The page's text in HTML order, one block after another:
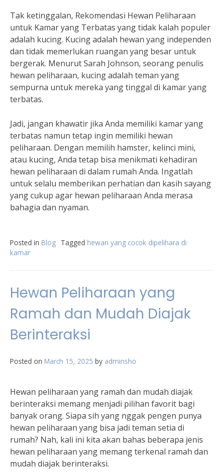
Tak ketinggalan, Rekomendasi Hewan Peliharaan
untuk Kamar yang Terbatas yang tidak kalah populer
adalah kucing. Kucing adalah hewan yang independen
dan tidak memerlukan ruangan yang besar untuk
bergerak. Menurut Sarah Johnson, seorang penulis
hewan peliharaan, kucing adalah teman yang
sempurna untuk mereka yang tinggal di kamar yang
terbatas.
Jadi, jangan khawatir jika Anda memiliki kamar yang
terbatas namun tetap ingin memiliki hewan
peliharaan. Dengan memilih hamster, kelinci mini,
atau kucing, Anda tetap bisa menikmati kehadiran
hewan peliharaan di dalam rumah Anda. Ingatlah
untuk selalu memberikan perhatian dan kasih sayang
yang cukup agar hewan peliharaan Anda merasa
bahagia dan nyaman.
Posted in Blog Tagged hewan yang cocok dipelihara di
kamar
Hewan Peliharaan yang
Ramah dan Mudah Diajak
Berinteraksi
Posted on March 15, 2025 by adminsho
Hewan peliharaan yang ramah dan mudah diajak
berinteraksi memang menjadi pilihan favorit bagi
banyak orang. Siapa sih yang nggak pengen punya
hewan peliharaan yang bisa jadi teman setia di
rumah? Nah, kali ini kita akan bahas beberapa jenis
hewan peliharaan yang memang terkenal ramah dan
mudah diajak berinteraksi.